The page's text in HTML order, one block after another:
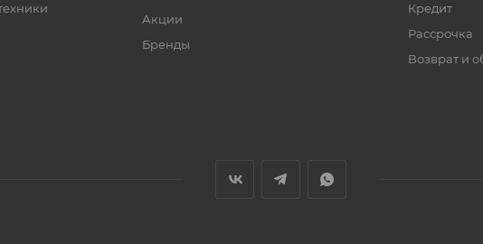
Акции
Бренды
Кредит
Рассрочка
Возврат и